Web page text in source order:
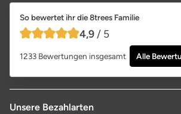
So bewertet ihr die 8trees Familie
4,9 von 5 Sternen
4,9 / 5
1233 Bewertungen insgesamt Alle
Unsere Bezahlarten